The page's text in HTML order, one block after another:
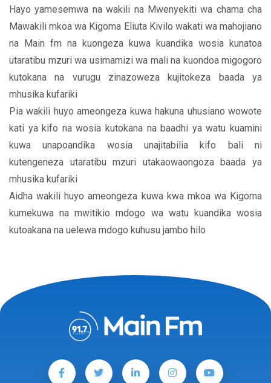
Hayo yamesemwa na wakili na Mwenyekiti wa chama cha
Mawakili mkoa wa Kigoma Eliuta Kivilo wakati wa mahojiano
na Main fm na kuongeza kuwa kuandika wosia kunatoa
utaratibu mzuri wa usimamizi wa mali na kuondoa migogoro
kutokana na vurugu zinazoweza kujitokeza baada ya
mhusika kufariki
Pia wakili huyo ameongeza kuwa hakuna uhusiano wowote
kati ya kifo na wosia kutokana na baadhi ya watu kuamini
kuwa unapoandika wosia unajitabilia kifo bali ni
kutengeneza utaratibu mzuri utakaowaongoza baada ya
mhusika kufariki
Aidha wakili huyo ameongeza kuwa kwa mkoa wa Kigoma
kumekuwa na mwitikio mdogo wa watu kuandika wosia
kutoakana na uelewa mdogo kuhusu jambo hilo